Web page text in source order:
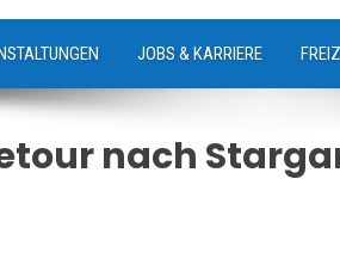
JOBS & KARRIERE
nach